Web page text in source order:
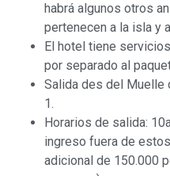
habrá algunos otros
pertenecen a la isla y
El hotel tiene
por separado al
Salida des del Muelle
1.
Horarios de salida:
ingreso fuera de
adicional de 150.000